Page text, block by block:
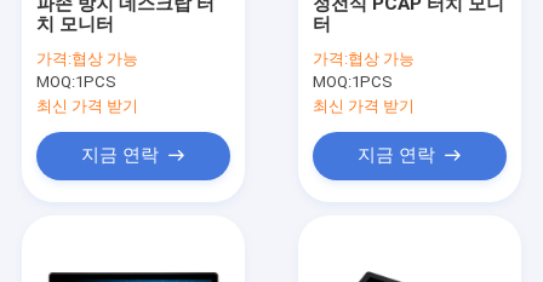
치 모니터
가격:협상 가능
MOQ:1PCS
최신 가격 받기
지금 연락
터
가격:협상 가능
MOQ:1PCS
최신 가격 받기
지금 연락